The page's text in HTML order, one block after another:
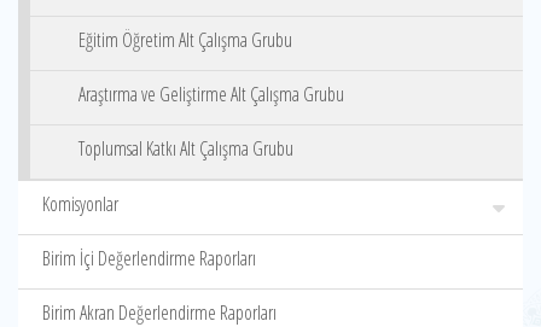
Eğitim Öğretim Alt Çalışma Grubu
Araştırma ve Geliştirme Alt Çalışma Grubu
Toplumsal Katkı Alt Çalışma Grubu
Komisyonlar
Birim İçi Değerlendirme Raporları
Birim Akran Değerlendirme Raporları